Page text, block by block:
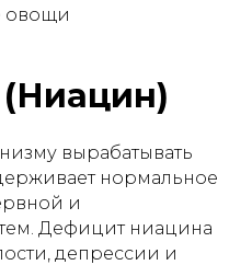
овощи
вырабатывать
нормальное
и
Дефицит ниацина
депрессии и